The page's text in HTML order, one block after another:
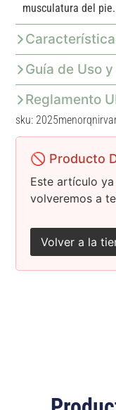
musculatura del pie.
Guía de Uso
Reglamento
sku:
🚫 Producto
Este artículo
volveremos a
Volver a la